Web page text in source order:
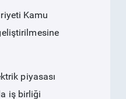
Kamu
piyasası
iş birliği